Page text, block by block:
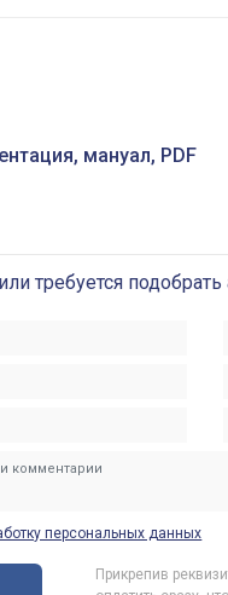
мануал, PDF
требуется
персональных данных
Прикрепив